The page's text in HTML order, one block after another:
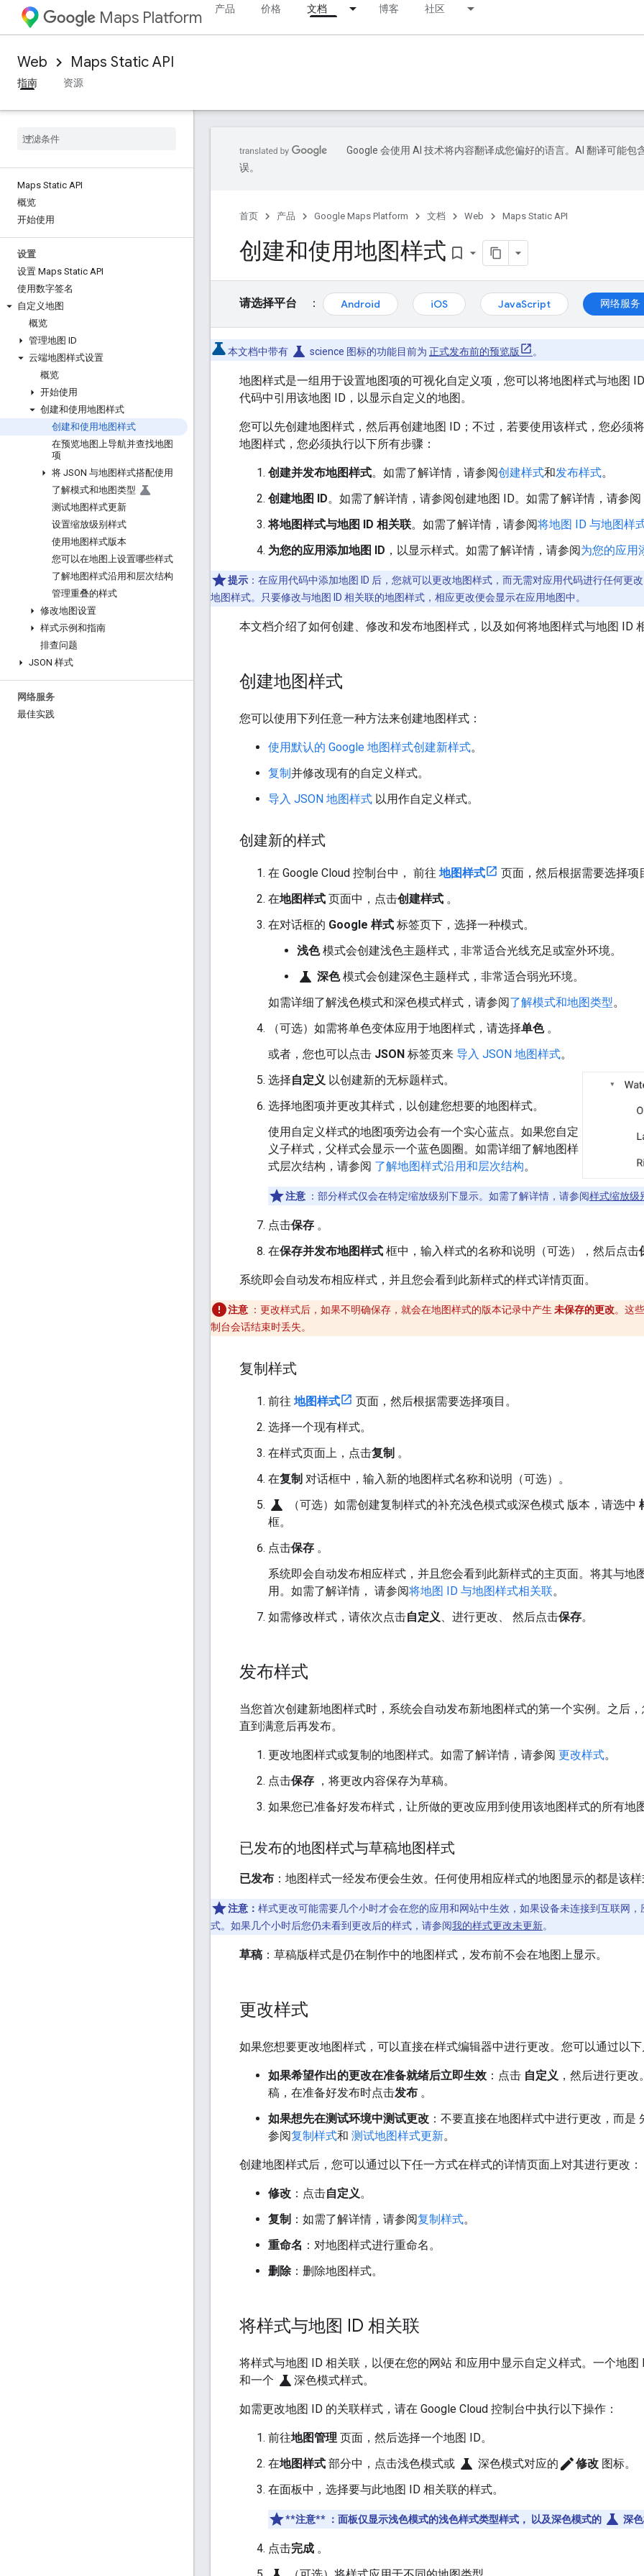
Maps Platform 产品 价格 文档 博客 社区
Web Maps Static API
指南 资源
Maps Static API
概览
开始使用
设置
设置 Maps Static API
使用数字签名
自定义地图
概览
管理地图 ID
云端地图样式设置
概览
开始使用
创建和使用地图样式
创建和使用地图样式
在预览地图上导航并查找地图
项
将 JSON 与地图样式搭配使用
了解模式和地图类型
测试地图样式更新
设置缩放级别样式
使用地图样式版本
您可以在地图上设置哪些样式
了解地图样式沿用和层次结构
管理重叠的样式
修改地图设置
样式示例和指南
排查问题
JSON 样式
网络服务
最佳实践
Google 会使用 AI 技术将内容翻译成您偏好的语言。AI 翻译可能包
误。
首页 产品 Google Maps Platform 文档 Web Maps Static API
创建和使用地图样式 bookmark_border
请选择平台 ： Android iOS JavaScript 网络服务
本文档中带有 science science 图标的功能目前为 正式发布前的预览版 。
地图样式是一组用于设置地图项的可视化自定义项，您可以将地图样式与地图
代码中引用该地图 ID，以显示自定义的地图。
您可以先创建地图样式，然后再创建地图 ID；不过，若要使用该样式，您必须
地图样式，您必须执行以下所有步骤：
创建并发布地图样式。如需了解详情，请参阅创建样式和发布样式。
创建地图 ID。如需了解详情，请参阅创建地图 ID。如需了解详情，请参阅
将地图样式与地图 ID 相关联。如需了解详情，请参阅将地图 ID 与地图样
为您的应用添加地图 ID ，以显示样式。如需了解详情，请参阅为您的应用
提示 ：在应用代码中添加地图 ID 后，您就可以更改地图样式，而无需对应用代码进行任何更
地图样式。只要修改与地图 ID 相关联的地图样式，相应更改便会显示在应用地图中。
本文档介绍了如何创建、修改和发布地图样式，以及如何将地图样式与地图 ID
创建地图样式
您可以使用下列任意一种方法来创建地图样式：
使用默认的 Google 地图样式创建新样式。
复制并修改现有的自定义样式。
导入 JSON 地图样式 以用作自定义样式。
创建新的样式
在 Google Cloud 控制台中， 前往 地图样式
页面，然后根据需要选择项
在地图样式 页面中，点击创建样式 。
在对话框的 Google 样式 标签页下，选择一种模式。
浅色模式会创建浅色主题样式，非常适合光线充足或室外环境。
science 深色模式会创建深色主题样式，非常适合弱光环境。
如需详细了解浅色模式和深色模式样式，请参阅了解模式和地图类型。
（可选）如需将单色变体应用于地图样式，请选择单色。
或者，您也可以点击 JSON 标签页来 导入 JSON 地图样式。
选择自定义 以创建新的无标题样式。
选择地图项并更改其样式，以创建您想要的地图样式。
使用自定义样式的地图项旁边会有一个实心蓝点。如果您自定
义子样式，父样式会显示一个蓝色圆圈。如需详细了解地图样
式层次结构，请参阅 了解地图样式沿用和层次结构。
注意 ：部分样式仅会在特定缩放级别下显示。如需了解详情，请参阅样式缩放级
点击保存 。
在保存并发布地图样式 框中，输入样式的名称和说明（可选），然后点击
系统即会自动发布相应样式，并且您会看到此新样式的样式详情页面。
注意 ：更改样式后，如果不明确保存，就会在地图样式的版本记录中产生 未保存的更改。这
制台会话结束时丢失。
复制样式
前往 地图样式
页面，然后根据需要选择项目。
选择一个现有样式。
在样式页面上，点击复制 。
在复制 对话框中，输入新的地图样式名称和说明（可选）。
science （可选）如需创建复制样式的补充浅色模式或深色模式 版本，请选中
框。
点击保存 。
系统即会自动发布相应样式，并且您会看到此新样式的主页面。将其与地
用。如需了解详情， 请参阅将地图 ID 与地图样式相关联。
如需修改样式，请依次点击自定义、进行更改、 然后点击保存。
发布样式
当您首次创建新地图样式时，系统会自动发布新地图样式的第一个实例。之后
直到满意后再发布。
更改地图样式或复制的地图样式。如需了解详情，请参阅 更改样式。
点击保存 ，将更改内容保存为草稿。
如果您已准备好发布样式，让所做的更改应用到使用该地图样式的所有地
已发布的地图样式与草稿地图样式
已发布 ：地图样式一经发布便会生效。任何使用相应样式的地图显示的都是该
注意： 样式更改可能需要几个小时才会在您的应用和网站中生效，如果设备未连接到互联网
式。如果几个小时后您仍未看到更改后的样式，请参阅我的样式更改未更新。
草稿 ：草稿版样式是仍在制作中的地图样式，发布前不会在地图上显示。
更改样式
如果您想要更改地图样式，可以直接在样式编辑器中进行更改。您可以通过以
如果希望作出的更改在准备就绪后立即生效 ：点击 自定义 ，然后进行更改
稿，在准备好发布时点击发布 。
如果想先在测试环境中测试更改 ：不要直接在地图样式中进行更改，而
参阅复制样式和 测试地图样式更新。
创建地图样式后，您可以通过以下任一方式在样式的详情页面上对其进行更改：
修改 ：点击自定义。
复制 ：如需了解详情，请参阅复制样式。
重命名 ：对地图样式进行重命名。
删除：删除地图样式。
将样式与地图 ID 相关联
将样式与地图 ID 相关联，以便在您的网站 和应用中显示自定义样式。一个地
和一个 science 深色模式样式。
如需更改地图 ID 的关联样式，请在 Google Cloud 控制台中执行以下操作：
前往地图管理 页面，然后选择一个地图 ID。
在地图样式 部分中，点击浅色模式或 science 深色模式对应的 edit修改 图标。
在面板中，选择要与此地图 ID 相关联的样式。
**注意** ：面板仅显示浅色模式的浅色样式类型样式， 以及深色模式的 science 深
点击完成 。